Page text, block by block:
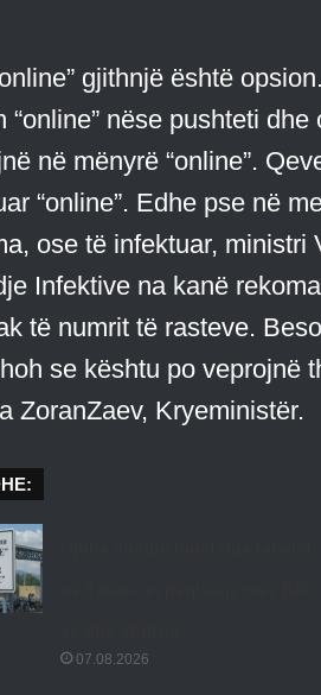
gjithnjë është
“online” nëse pushteti
në mënyrë “online”.
“online”. Edhe pse në
ose të infektuar,
Infektive na kanë
të numrit të rasteve.
se kështu po veprojnë
ZoranZaev, Kryeministër.
07.08.2026